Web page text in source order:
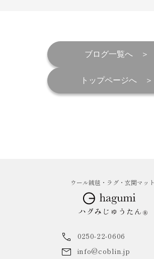
ブログ一覧へ
トップページへ
ウール絨毯・ラグ・玄関マット
0250-22-0606
info@coblin.jp